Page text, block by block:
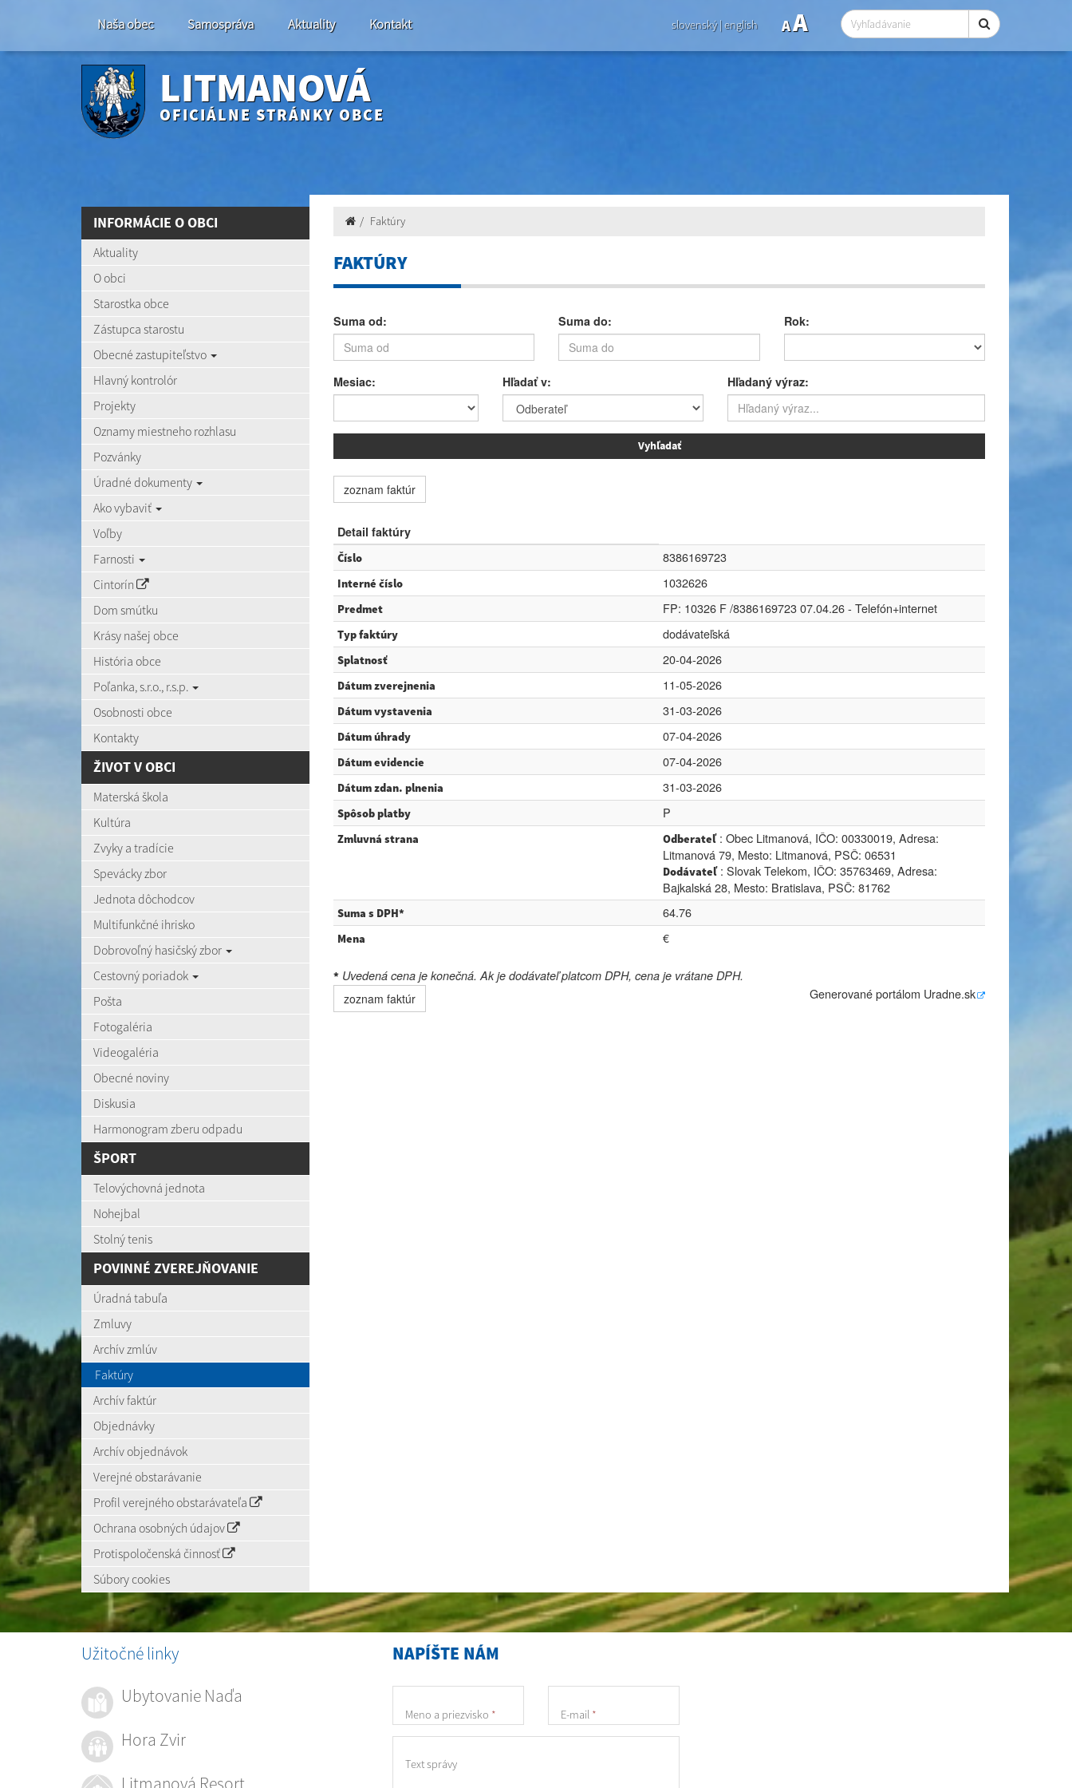
Naša obec Samospráva Aktuality Kontakt slovenský|english AA
LITMANOVÁ
OFICIÁLNE STRÁNKY OBCE
INFORMÁCIE O OBCI
Aktuality
O obci
Starostka obce
Zástupca starostu
Obecné zastupiteľstvo
Hlavný kontrolór
Projekty
Oznamy miestneho rozhlasu
Pozvánky
Úradné dokumenty
Ako vybaviť
Voľby
Farnosti
Cintorín
Dom smútku
Krásy našej obce
História obce
Poľanka, s.r.o., r.s.p.
Osobnosti obce
Kontakty
ŽIVOT V OBCI
Materská škola
Kultúra
Zvyky a tradície
Spevácky zbor
Jednota dôchodcov
Multifunkčné ihrisko
Dobrovoľný hasičský zbor
Cestovný poriadok
Pošta
Fotogaléria
Videogaléria
Obecné noviny
Diskusia
Harmonogram zberu odpadu
ŠPORT
Telovýchovná jednota
Nohejbal
Stolný tenis
POVINNÉ ZVEREJŇOVANIE
Úradná tabuľa
Zmluvy
Archív zmlúv
Faktúry
Archív faktúr
Objednávky
Archív objednávok
Verejné obstarávanie
Profil verejného obstarávateľa
Ochrana osobných údajov
Protispoločenská činnosť
Súbory cookies
Faktúry
FAKTÚRY
Suma od: Suma do: Rok:
Mesiac: Hľadať v: Hľadaný výraz:
zoznam faktúr
Detail faktúry
Číslo 8386169723
Interné číslo 1032626
Predmet FP: 10326 F /8386169723 07.04.26 - Telefón+internet
Typ faktúry dodávateľská
Splatnosť 20-04-2026
Dátum zverejnenia 11-05-2026
Dátum vystavenia 31-03-2026
Dátum úhrady 07-04-2026
Dátum evidencie 07-04-2026
Dátum zdan. plnenia 31-03-2026
Spôsob platby P
Zmluvná strana Odberateľ: Obec Litmanová, IČO: 00330019, Adresa:
Litmanová 79, Mesto: Litmanová, PSČ: 06531
Dodávateľ: Slovak Telekom, IČO: 35763469, Adresa:
Bajkalská 28, Mesto: Bratislava, PSČ: 81762
Suma s DPH* 64.76
Mena €
*Uvedená cena je konečná. Ak je dodávateľ platcom DPH, cena je vrátane DPH.
zoznam faktúr
Generované portálom Uradne.sk
NAPÍŠTE NÁM
Meno a priezvisko * E-mail *
Text správy
Užitočné linky
Ubytovanie Naďa
Hora Zvir
Litmanová Resort